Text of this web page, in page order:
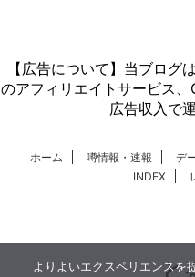
【広告について】当ブログ
のアフィリエイトサービス
広告収入で
ホーム 噂情報・速報 デ
INDEX
と
よりよいエクスペリエンスを